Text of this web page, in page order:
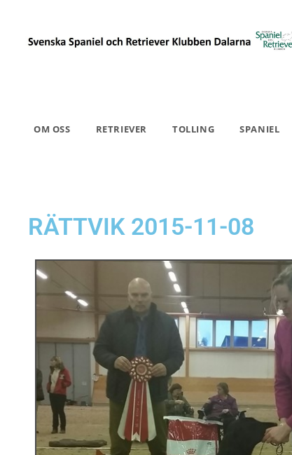
OM OSS RETRIEVER TOLLING SPANIEL
RÄTTVIK 2015-11-08